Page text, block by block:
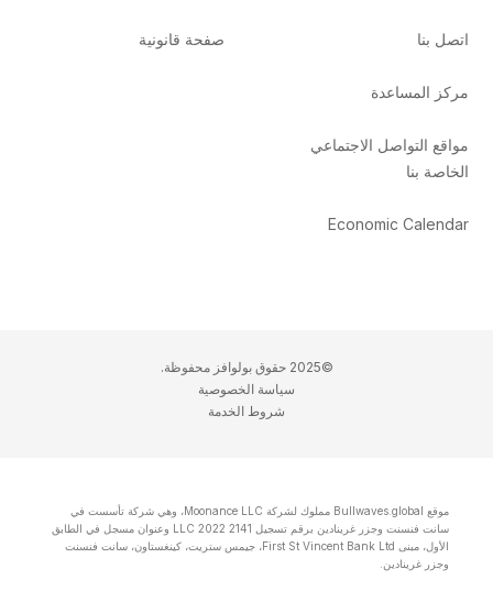
اتصل بنا
مركز المساعدة
مواقع التواصل الاجتماعي
الخاصة بنا
Economic Calendar
صفحة قانونية
©2025 حقوق بولوافز محفوظة.
سياسة الخصوصية
شروط الخدمة
موقع Bullwaves.global مملوك لشركة Moonance LLC، وهي شركة تأسست في
سانت فنسنت وجزر غرينادين برقم تسجيل 2141 LLC 2022 وعنوان مسجل في الطابق
الأول، مبنى First St Vincent Bank Ltd، جيمس ستريت، كينغستاون، سانت فنسنت
وجزر غرينادين.